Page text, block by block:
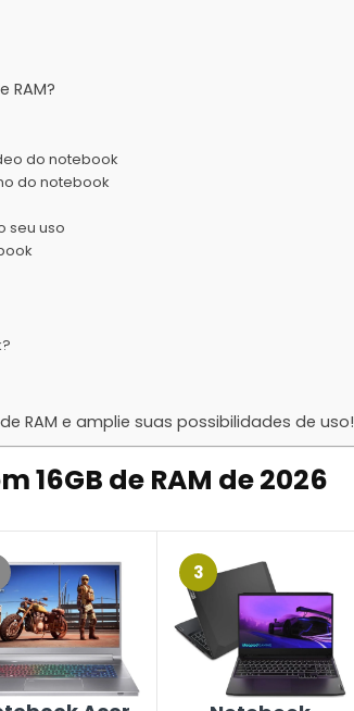
RAM?
do notebook
do notebook
seu uso
RAM e amplie suas possibilidades de uso!
16GB de RAM de 2026
3